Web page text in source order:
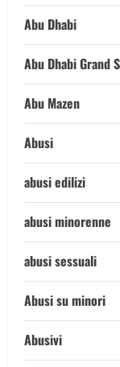
Abu Dhabi
Abu Dhabi Grand
Abu Mazen
Abusi
abusi edilizi
abusi minorenne
abusi sessuali
Abusi su minori
Abusivi